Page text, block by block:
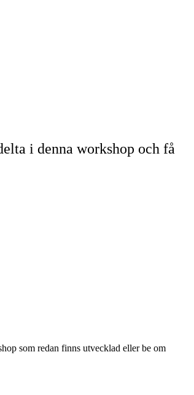
i denna workshop och få
som redan finns utvecklad eller be om